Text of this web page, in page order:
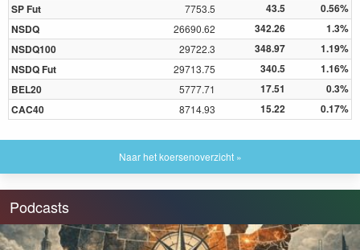
SP Fut
7753.5 43.5
0.56%
NSDQ
26690.62 342.26
1.3%
NSDQ100
29722.3 348.97
1.19%
NSDQ Fut
29713.75 340.5
1.16%
BEL20
5777.71 17.51
0.3%
CAC40
8714.93 15.22 0.17%
Naar het koersenoverzicht »
Podcasts